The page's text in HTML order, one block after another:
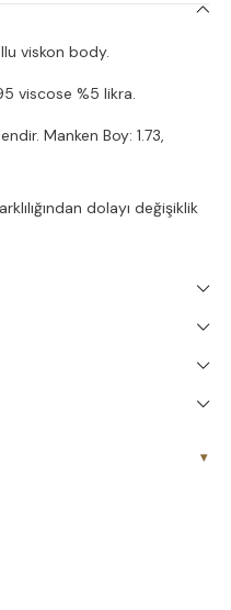
viskon body.
viscose %5 likra.
Manken Boy: 1.73,
dolayı değişiklik
tavsiye edilir.
▾